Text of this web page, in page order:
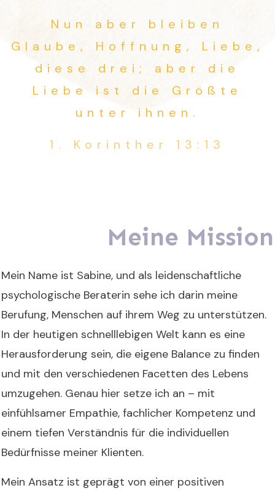
Nun aber bleiben
Glaube, Hoffnung, Liebe,
diese drei; aber die
Liebe ist die Größte
unter ihnen.
1. Korinther 13:13
Meine Mission
Mein Name ist Sabine, und als leidenschaftliche
psychologische Beraterin sehe ich darin meine
Berufung, Menschen auf ihrem Weg zu unterstützen.
In der heutigen schnelllebigen Welt kann es eine
Herausforderung sein, die eigene Balance zu finden
und mit den verschiedenen Facetten des Lebens
umzugehen. Genau hier setze ich an – mit
einfühlsamer Empathie, fachlicher Kompetenz und
einem tiefen Verständnis für die individuellen
Bedürfnisse meiner Klienten.
Mein Ansatz ist geprägt von einer positiven